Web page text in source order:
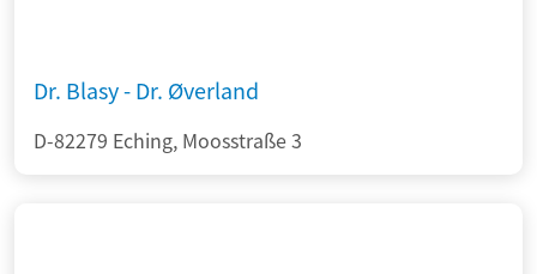
Dr. Blasy - Dr. Øverland
D-82279 Eching, Moosstraße 3